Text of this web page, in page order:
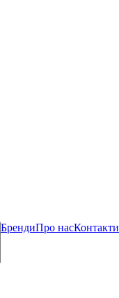
БрендиПро насКонтакти